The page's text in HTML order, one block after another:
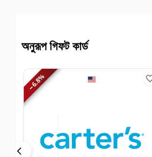
অনুরূপ গিফট কার্ড
−
6.8
%